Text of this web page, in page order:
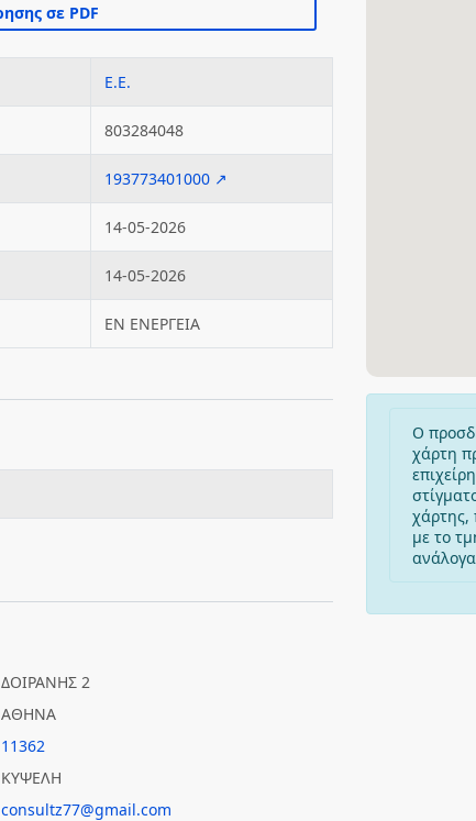
Ε.Ε.
803284048
193773401000 ↗
14-05-2026
14-05-2026
ΕΝ ΕΝΕΡΓΕΙΑ
ΔΟΙΡΑΝΗΣ 2
ΑΘΗΝΑ
11362
ΚΥΨΕΛΗ
consultz77@gmail.com
Ο
χάρτη
χάρτης,
με το